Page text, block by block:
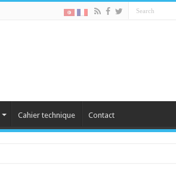
Cahier technique Contact